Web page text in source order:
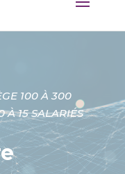
100 À 300
À 15 SALARIÉS